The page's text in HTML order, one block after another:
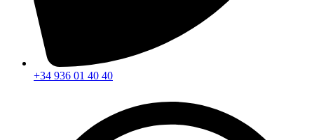
+34 936 01 40 40